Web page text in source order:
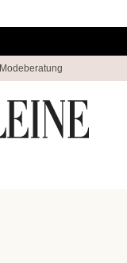
Modeberatung